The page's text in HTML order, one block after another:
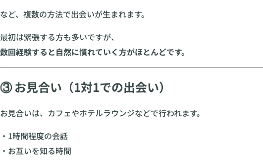
など、複数の方法で出会いが生まれます。
最初は緊張する方も多いですが、
数回経験すると自然に慣れていく方がほとんどです。
③ お見合い（1対1での出会い）
お見合いは、カフェやホテルラウンジなどで行われます。
・1時間程度の会話
・お互いを知る時間